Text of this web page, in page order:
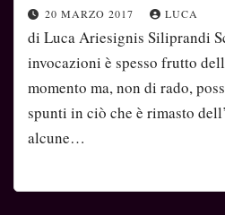
20 MARZO 2017 LUCA
di Luca Ariesignis Siliprandi
invocazioni è spesso frutto
momento ma, non di rado,
spunti in ciò che è rimasto
alcune…